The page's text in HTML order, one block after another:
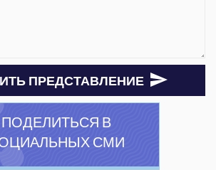
ПРЕДСТАВЛЕНИЕ
ПОДЕЛИТЬСЯ В
СМИ